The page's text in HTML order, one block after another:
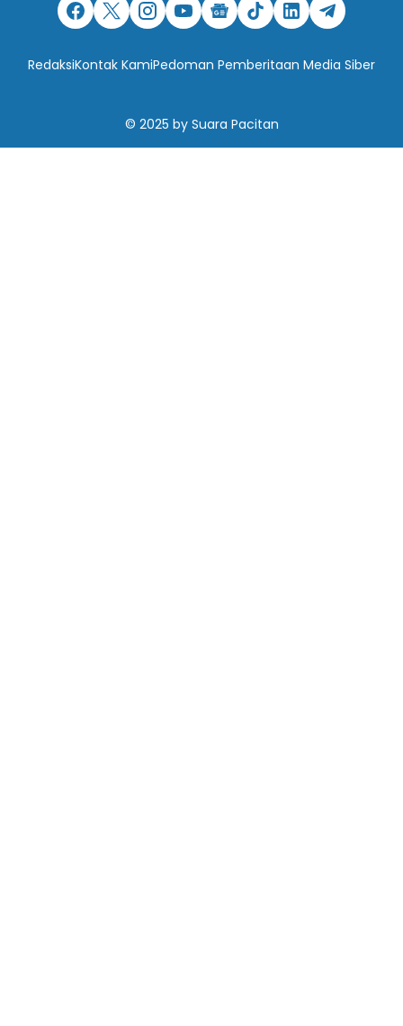
RedaksiKontak KamiPedoman Pemberitaan Media Siber
© 2025 by Suara Pacitan